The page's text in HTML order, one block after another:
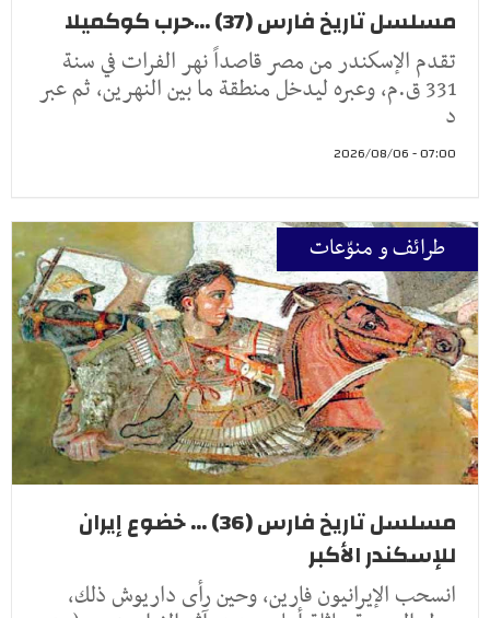
مسلسل تاريخ فارس (37) ...حرب كوكميلا
تقدم الإسكندر من مصر قاصداً نهر الفرات في سنة
331 ق.م، وعبره ليدخل منطقة ما بين النهرين، ثم عبر
د
07:00 - 2026/08/06
طرائف و منوّعات
مسلسل تاريخ فارس (36) ... خضوع إيران
للإسكندر الأكبر
انسحب الإيرانيون فارين، وحين رأى داريوش ذلك،